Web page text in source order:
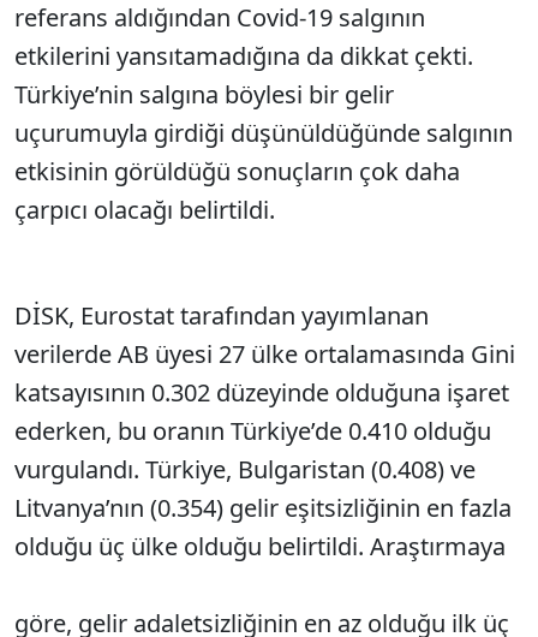
referans aldığından Covid-19 salgının
etkilerini yansıtamadığına da dikkat çekti.
Türkiye’nin salgına böylesi bir gelir
uçurumuyla girdiği düşünüldüğünde salgının
etkisinin görüldüğü sonuçların çok daha
çarpıcı olacağı belirtildi.
DİSK, Eurostat tarafından yayımlanan
verilerde AB üyesi 27 ülke ortalamasında Gini
katsayısının 0.302 düzeyinde olduğuna işaret
ederken, bu oranın Türkiye’de 0.410 olduğu
vurgulandı. Türkiye, Bulgaristan (0.408) ve
Litvanya’nın (0.354) gelir eşitsizliğinin en fazla
olduğu üç ülke olduğu belirtildi. Araştırmaya
göre, gelir adaletsizliğinin en az olduğu ilk üç